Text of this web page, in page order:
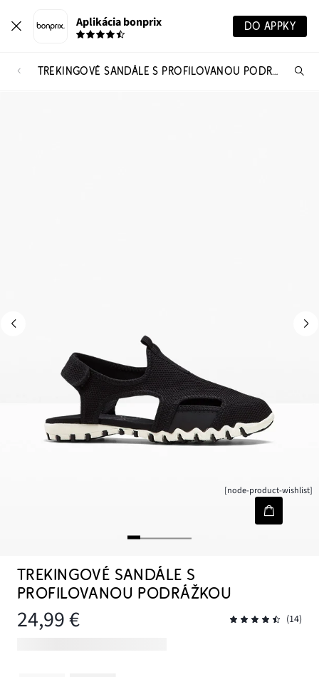
Aplikácia bonprix DO APPKY
TREKINGOVÉ SANDÁLE S PROFILOVANOU PODRÁŽKOU
[node-product-wishlist]
TREKINGOVÉ SANDÁLE S
PROFILOVANOU PODRÁŽKOU
24,99 € (14)